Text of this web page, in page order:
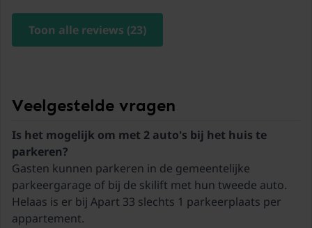
Skilift Planneralm
48,3 km
Salzburg Airport Salzburg
Toon alle reviews (23)
Veelgestelde vragen
Is het mogelijk om met 2 auto's bij het huis te
parkeren?
Gasten kunnen parkeren in de gemeentelijke
parkeergarage of bij de skilift met hun tweede auto.
Helaas is er bij Apart 33 slechts 1 parkeerplaats per
appartement.